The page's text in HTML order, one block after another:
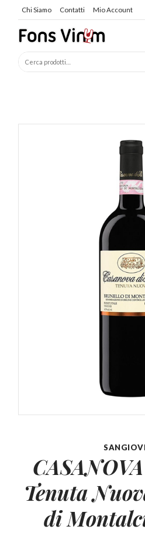
Chi Siamo Contatti Mio Account
Tenuta
di